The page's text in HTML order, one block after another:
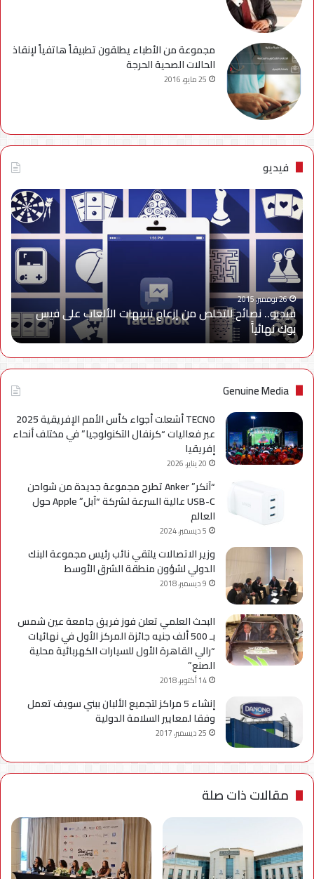
مجموعة من الأطباء يطلقون تطبيقاً هاتفياً لإنقاذ
الحالات الصحية الحرجة
25 مايو، 2016
فيديو
فيديو..
نصائح
للتخلص
من
إزعاج
تنبيهات
الألعاب
على
فيس
بوك
نهائياًَ
26 نوفمبر، 2015
فيديو.. نصائح للتخلص من إزعاج تنبيهات الألعاب على فيس
بوك نهائياًَ
Genuine Media
TECNO أشعلت أجواء كأس الأمم الإفريقية 2025
عبر فعاليات “كرنفال التكنولوجيا” في مختلف أنحاء
إفريقيا
20 يناير، 2026
“آنكر” Anker تطرح مجموعة جديدة من شواحن
USB-C عالية السرعة لشركة “آبل” Apple حول
العالم
5 ديسمبر، 2024
وزير الاتصالات يلتقي نائب رئيس مجموعة البنك
الدولي لشؤون منطقة الشرق الأوسط
9 ديسمبر، 2018
البحث العلمي تعلن فوز فريق جامعة عين شمس
بـ 500 ألف جنيه جائزة المركز الأول في نهائيات
“رالي القاهرة الأول للسيارات الكهربائية محلية
الصنع”
14 أكتوبر، 2018
إنشاء 5 مراكز لتجميع الألبان ببني سويف تعمل
وفقا لمعايير السلامة الدولية
25 ديسمبر، 2017
مقالات ذات صلة